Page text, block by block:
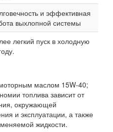
и эффективная
выхлопной системы
легкий пуск в холодную
маслом 15W-40;
топлива зависит от
окружающей
и эксплуатации, а также
жидкости.